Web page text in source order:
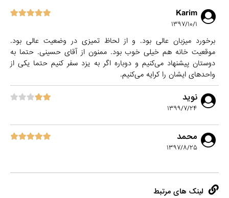
Karim
۱۳۹۷/۱۰/۱
برخورد میزبان عالی بود. و از لحاظ تمیزی در وضعیت عالی بود.
موقعیت خانه هم خیلی‌ خوب بود. ممنون از آقای حسینی‌. حتما به
دوستان پیشنهاد می‌کنیم و دوباره اگر به یزد سفر کنیم حتما یکی‌ از
واحد‌های ایشان را کرایه می‌کنیم.
نوید
۱۳۹۹/۷/۲۴
محمد
۱۳۹۷/۸/۲۵
لینک های مرتبط